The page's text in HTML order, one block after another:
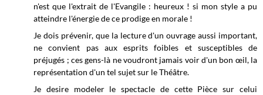
n'est que l'extrait de l'Evangile : heureux ! si mon style a pu
atteindre l'énergie de ce prodige en morale !
Je dois prévenir, que la lecture d'un ouvrage aussi important,
ne convient pas aux esprits foibles et susceptibles de
préjugés ; ces gens-là ne voudront jamais voir d'un bon œil, la
représentation d'un tel sujet sur le Théâtre.
Je desire modeler le spectacle de cette Pièce sur celui